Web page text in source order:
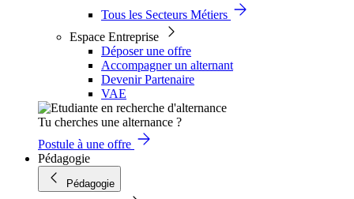
Tous les Secteurs Métiers
Espace Entreprise
Déposer une offre
Accompagner un alternant
Devenir Partenaire
VAE
Tu cherches une alternance ?
Postule à une offre
Pédagogie
Pédagogie